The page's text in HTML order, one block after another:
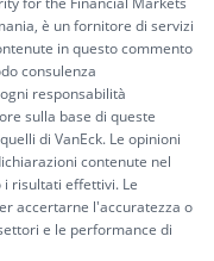
è un fornitore di servizi
in questo commento
consulenza
responsabilità
sulla base di queste
di VanEck. Le opinioni
contenute nel
risultati effettivi. Le
accertarne l'accuratezza o
e le performance di